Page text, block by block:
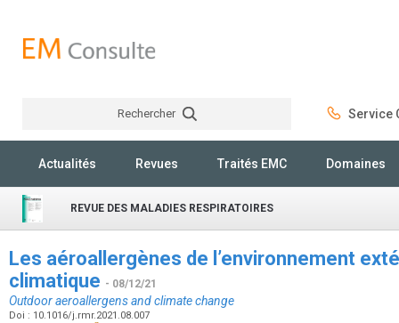
Rechercher Service
Actualités Revues Traités EMC Domaines
REVUE DES MALADIES RESPIRATOIRES
Les aéroallergènes de l’environnement
climatique - 08/12/21
Outdoor aeroallergens and climate change
Doi : 10.1016/j.rmr.2021.08.007